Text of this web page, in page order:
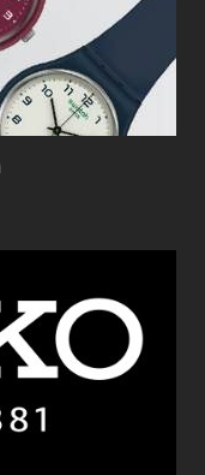
Argentina
SEIKO